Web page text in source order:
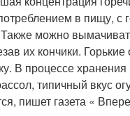
в пищу, с
Также можно
их кончики.
В процессе хранения
типичный вкус
пишет газета «